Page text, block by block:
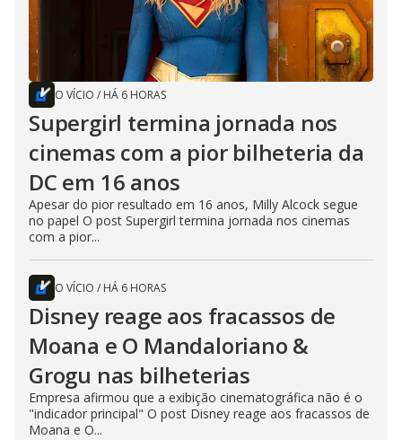
O VÍCIO / HÁ 6 HORAS
Supergirl termina jornada nos
cinemas com a pior bilheteria da
DC em 16 anos
Apesar do pior resultado em 16 anos, Milly Alcock segue
no papel O post Supergirl termina jornada nos cinemas
com a pior...
O VÍCIO / HÁ 6 HORAS
Disney reage aos fracassos de
Moana e O Mandaloriano &
Grogu nas bilheterias
Empresa afirmou que a exibição cinematográfica não é o
"indicador principal" O post Disney reage aos fracassos de
Moana e O...